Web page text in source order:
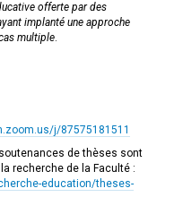
offerte par des
implanté une approche
multiple.
j/87575181511
de thèses sont
recherche de la Faculté :
education/theses-